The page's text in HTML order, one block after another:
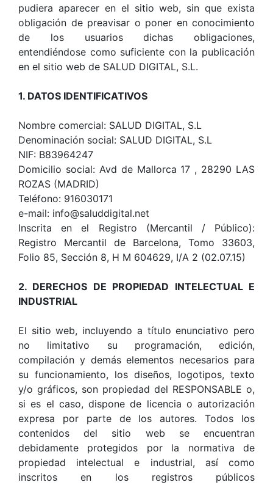
pudiera aparecer en el sitio web, sin que exista
obligación de preavisar o poner en conocimiento
de los usuarios dichas obligaciones,
entendiéndose como suficiente con la publicación
en el sitio web de SALUD DIGITAL, S.L.
1. DATOS IDENTIFICATIVOS
Nombre comercial: SALUD DIGITAL, S.L
Denominación social: SALUD DIGITAL, S.L
NIF: B83964247
Domicilio social: Avd de Mallorca 17 , 28290 LAS
ROZAS (MADRID)
Teléfono: 916030171
e-mail: info@saluddigital.net
Inscrita en el Registro (Mercantil / Público):
Registro Mercantil de Barcelona, Tomo 33603,
Folio 85, Sección 8, H M 604629, I/A 2 (02.07.15)
2. DERECHOS DE PROPIEDAD INTELECTUAL E
INDUSTRIAL
El sitio web, incluyendo a título enunciativo pero
no limitativo su programación, edición,
compilación y demás elementos necesarios para
su funcionamiento, los diseños, logotipos, texto
y/o gráficos, son propiedad del RESPONSABLE o,
si es el caso, dispone de licencia o autorización
expresa por parte de los autores. Todos los
contenidos del sitio web se encuentran
debidamente protegidos por la normativa de
propiedad intelectual e industrial, así como
inscritos en los registros públicos